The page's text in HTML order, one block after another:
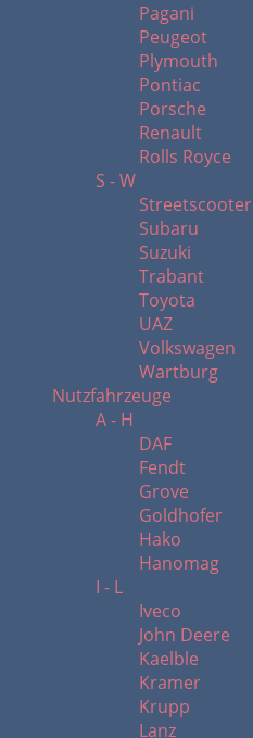
Pagani
Peugeot
Plymouth
Pontiac
Porsche
Renault
Rolls Royce
S - W
Streetscooter
Subaru
Suzuki
Trabant
Toyota
UAZ
Volkswagen
Wartburg
Nutzfahrzeuge
A - H
DAF
Fendt
Grove
Goldhofer
Hako
Hanomag
I - L
Iveco
John Deere
Kaelble
Kramer
Krupp
Lanz